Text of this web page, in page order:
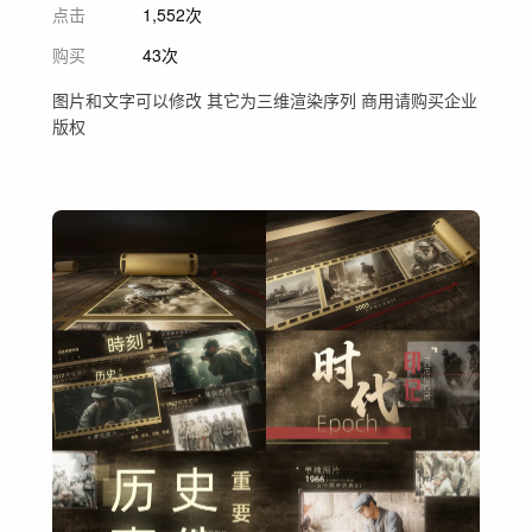
点击
1,552次
购买
43次
图片和文字可以修改 其它为三维渲染序列 商用请购买企业
版权